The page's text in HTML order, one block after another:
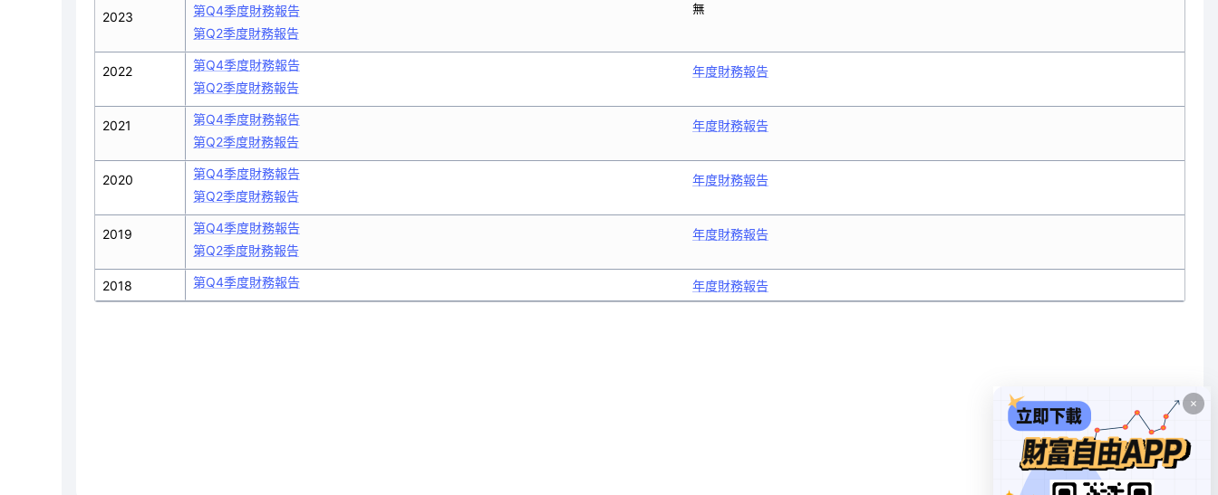
2023
2022
2021
2020
2019
2018
第Q4季度財務報告
第Q2季度財務報告
無
第Q4季度財務報告
第Q2季度財務報告
年度財務報告
第Q4季度財務報告
第Q2季度財務報告
年度財務報告
第Q4季度財務報告
第Q2季度財務報告
年度財務報告
第Q4季度財務報告
第Q2季度財務報告
年度財務報告
第Q4季度財務報告 年度財務報告